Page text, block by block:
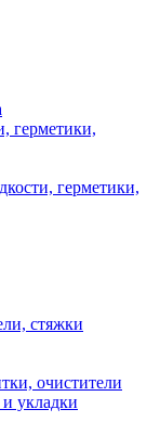
герметики,
герметики,
стяжки
очистители
укладки